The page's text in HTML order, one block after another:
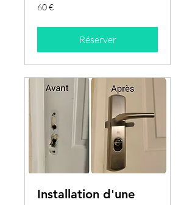
60
euros
60 €
Réserver
Installation d'une